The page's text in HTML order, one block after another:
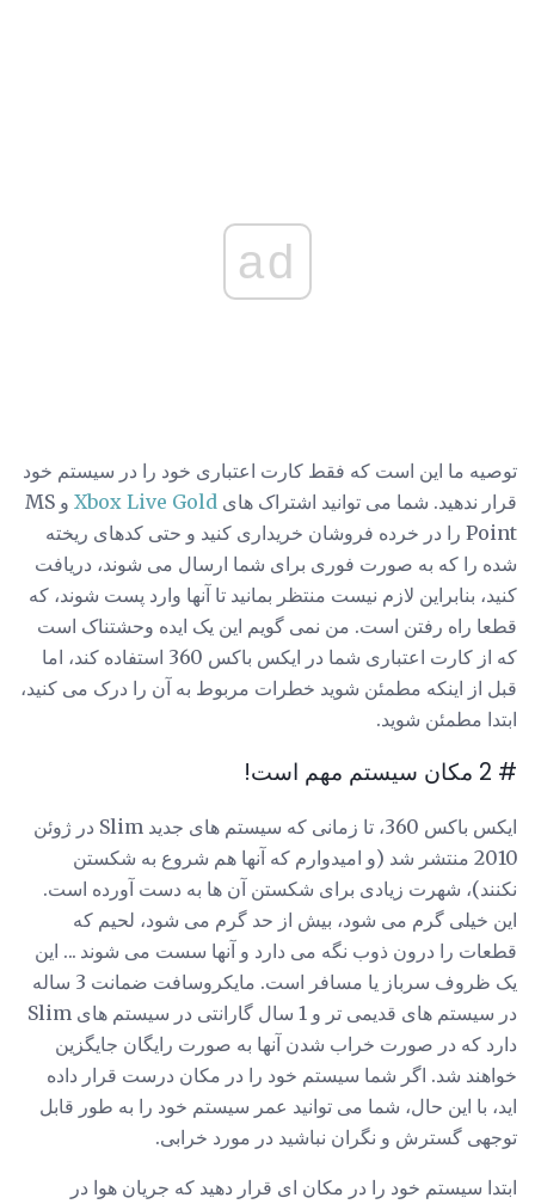
ad
توصیه ما این است که فقط کارت اعتباری خود را در سیستم خود
قرار ندهید. شما می توانید اشتراک های Xbox Live Gold
و MS
Point را در خرده فروشان خریداری کنید و حتی کدهای ریخته
شده را که به صورت فوری برای شما ارسال می شوند، دریافت
کنید، بنابراین لازم نیست منتظر بمانید تا آنها وارد پست شوند، که
قطعا راه رفتن است. من نمی گویم این یک ایده وحشتناک است
که از کارت اعتباری شما در ایکس باکس 360 استفاده کند، اما
قبل از اینکه مطمئن شوید خطرات مربوط به آن را درک می کنید،
ابتدا مطمئن شوید.
# 2 مکان سیستم مهم است!
ایکس باکس 360، تا زمانی که سیستم های جدید Slim در ژوئن
2010 منتشر شد (و امیدوارم که آنها هم شروع به شکستن
نکنند)، شهرت زیادی برای شکستن آن ها به دست آورده است.
این خیلی گرم می شود، بیش از حد گرم می شود، لحیم که
قطعات را درون ذوب نگه می دارد و آنها سست می شوند ... این
یک ظروف سرباز یا مسافر است. مایکروسافت ضمانت 3 ساله
در سیستم های قدیمی تر و 1 سال گارانتی در سیستم های Slim
دارد که در صورت خراب شدن آنها به صورت رایگان جایگزین
خواهند شد. اگر شما سیستم خود را در مکان درست قرار داده
اید، با این حال، شما می توانید عمر سیستم خود را به طور قابل
توجهی گسترش و نگران نباشید در مورد خرابی.
ابتدا سیستم خود را در مکان ای قرار دهید که جریان هوا در